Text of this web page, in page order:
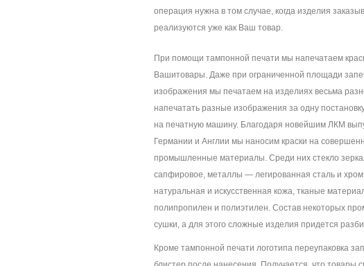
операция нужна в том случае, когда изделия
реализуются уже как Ваш товар.
При помощи тампонной печати мы напечатаем
Вашитовары. Даже при ограниченной площади
изображения мы печатаем на изделиях весьма
напечатать разные изображения за одну
на печатную машину. Благодаря новейшим ЛКМ
Германии и Англии мы наносим краски на
промышленные материалы. Среди них стекло
сапфировое, металлы — легированная сталь и
натуральная и искусственная кожа, тканые
полипропилен и полиэтилен. Состав некоторых
сушки, а для этого сложные изделия придется
Кроме тампонной печати логотипа переупаковка